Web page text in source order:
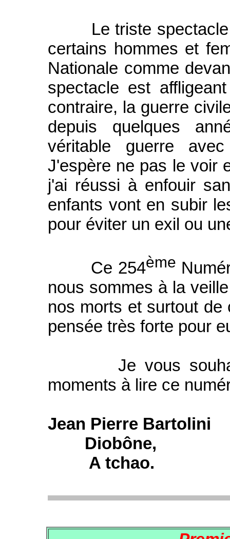
Le triste spectacle
certains hommes et
Nationale comme
spectacle est
contraire, la guerre
depuis quelques
véritable guerre
J'espère ne pas le voir
j'ai réussi à enfouir
enfants vont en subir
pour éviter un exil ou
Ce 254ème
nous sommes à la
nos morts et surtout de
pensée très forte pour
Je vous souhaite
moments à lire ce
Jean Pierre
Diobône,
A tchao.